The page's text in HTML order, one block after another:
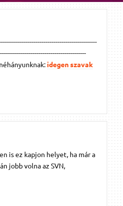
idegen szavak
is ez kapjon helyet, ha már a
jobb volna az SVN,